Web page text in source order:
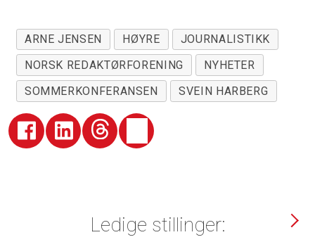
ARNE JENSEN HØYRE
JOURNALISTIKK
NORSK REDAKTØRFORENING
NYHETER
SOMMERKONFERANSEN
SVEIN HARBERG
Ledige stillinger: